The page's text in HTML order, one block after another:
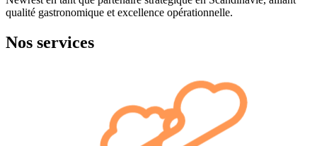
qualité gastronomique et excellence opérationnelle.
Nos services